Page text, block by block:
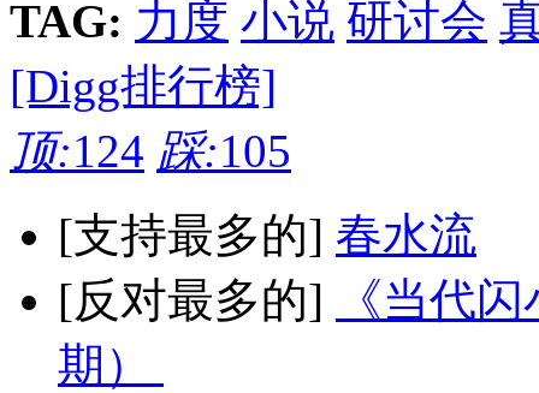
TAG: 力度 小说 研讨会
[Digg排行榜]
顶:124 踩:105
[支持最多的] 春水流
[反对最多的]
《当代
期）